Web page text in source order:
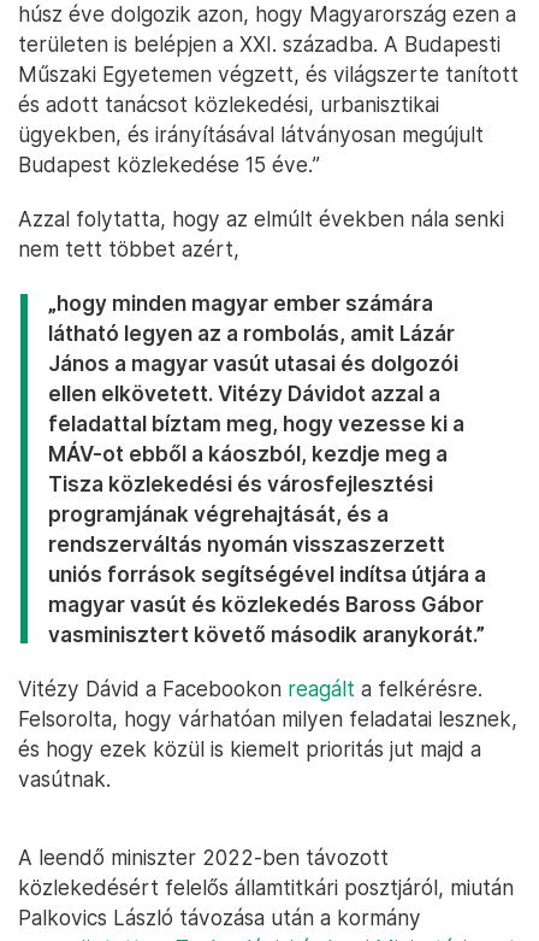
húsz éve dolgozik azon, hogy Magyarország ezen a
területen is belépjen a XXI. századba. A Budapesti
Műszaki Egyetemen végzett, és világszerte tanított
és adott tanácsot közlekedési, urbanisztikai
ügyekben, és irányításával látványosan megújult
Budapest közlekedése 15 éve.”
Azzal folytatta, hogy az elmúlt években nála senki
nem tett többet azért,
„hogy minden magyar ember számára
látható legyen az a rombolás, amit Lázár
János a magyar vasút utasai és dolgozói
ellen elkövetett. Vitézy Dávidot azzal a
feladattal bíztam meg, hogy vezesse ki a
MÁV-ot ebből a káoszból, kezdje meg a
Tisza közlekedési és városfejlesztési
programjának végrehajtását, és a
rendszerváltás nyomán visszaszerzett
uniós források segítségével indítsa útjára a
magyar vasút és közlekedés Baross Gábor
vasminisztert követő második aranykorát.”
Vitézy Dávid a Facebookon reagált a felkérésre.
Felsorolta, hogy várhatóan milyen feladatai lesznek,
és hogy ezek közül is kiemelt prioritás jut majd a
vasútnak.
A leendő miniszter 2022-ben távozott
közlekedésért felelős államtitkári posztjáról, miután
Palkovics László távozása után a kormány